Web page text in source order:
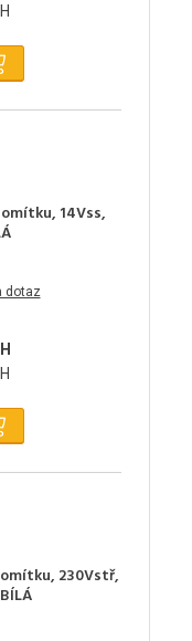
omítku, 14Vss,
dotaz
omítku, 230Vstř,